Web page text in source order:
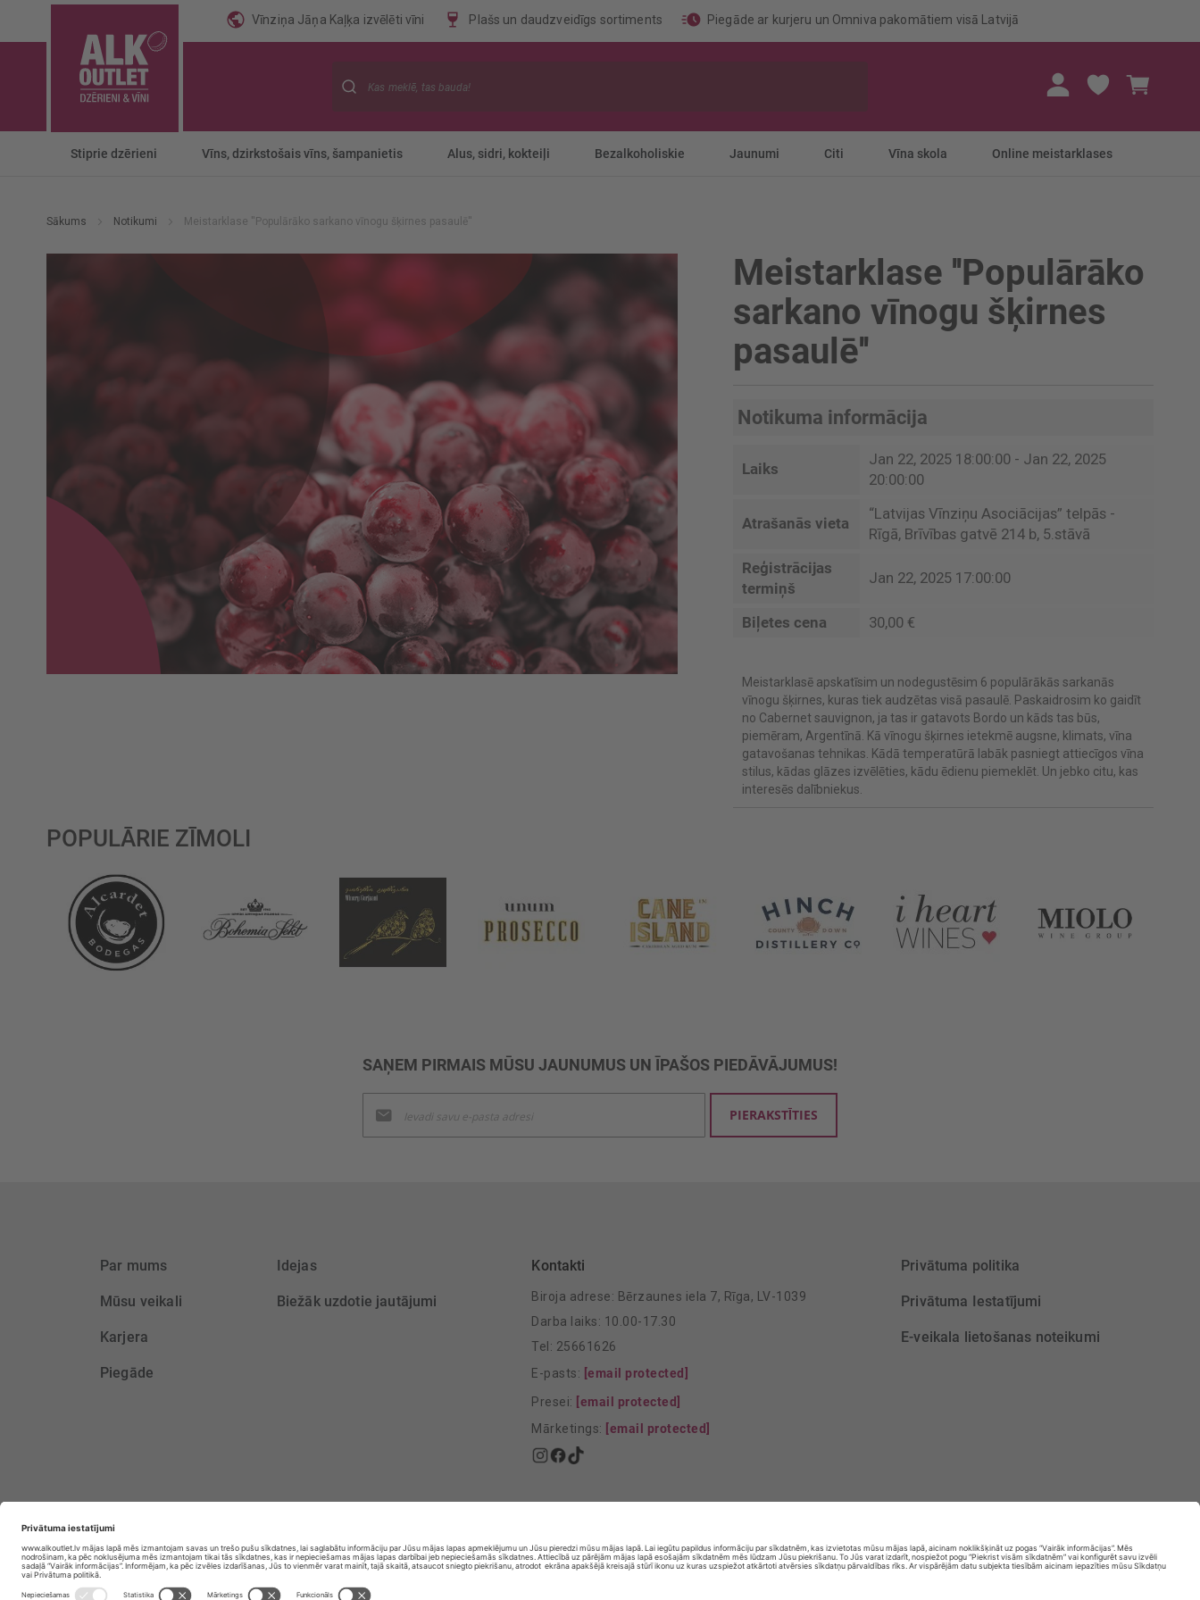
Vīnziņa Jāņa Kaļķa izvēlēti vīni Plašs un daudzveidīgs sortiments Piegāde ar kurjeru un Omniva pakomātiem visā Latvijā
Stiprie dzērieni Vīns, dzirkstošais vīns, šampanietis Alus, sidri, kokteiļi Bezalkoholiskie Jaunumi Citi Vīna skola Online meistarklases
Sākums Notikumi Meistarklase ''Populārāko sarkano vīnogu šķirnes pasaulē''
Meistarklase ''Populārāko
sarkano vīnogu šķirnes
pasaulē''
Notikuma informācija
Laiks
Jan 22, 2025 18:00:00 - Jan 22, 2025
20:00:00
Atrašanās vieta
“Latvijas Vīnziņu Asociācijas” telpās -
Rīgā, Brīvības gatvē 214 b, 5.stāvā
Reģistrācijas
termiņš
Jan 22, 2025 17:00:00
Biļetes cena 30,00 €
Meistarklasē apskatīsim un nodegustēsim 6 populārākās sarkanās
vīnogu šķirnes, kuras tiek audzētas visā pasaulē. Paskaidrosim ko gaidīt
no Cabernet sauvignon, ja tas ir gatavots Bordo un kāds tas būs,
piemēram, Argentīnā. Kā vīnogu šķirnes ietekmē augsne, klimats, vīna
gatavošanas tehnikas. Kādā temperatūrā labāk pasniegt attiecīgos vīna
stilus, kādas glāzes izvēlēties, kādu ēdienu piemeklēt. Un jebko citu, kas
interesēs dalībniekus.
POPULĀRIE ZĪMOLI
SAŅEM PIRMAIS MŪSU JAUNUMUS UN ĪPAŠOS PIEDĀVĀJUMUS!
jaunumu
saņemšanai:
PIERAKSTĪTIES
Par mums
Mūsu veikali
Karjera
Piegāde
Idejas
Biežāk uzdotie jautājumi
Kontakti
Biroja adrese: Bērzaunes iela 7, Rīga, LV-1039
Darba laiks: 10.00-17.30
Tel: 25661626
E-pasts: [email protected]
Presei: [email protected]
Mārketings: [email protected]
Privātuma politika
Privātuma Iestatījumi
E-veikala lietošanas noteikumi